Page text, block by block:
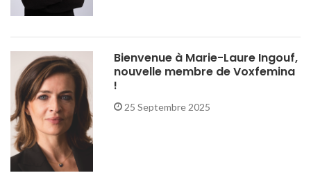
Bienvenue à Marie-Laure Ingouf,
nouvelle membre de Voxfemina
!
25 Septembre 2025